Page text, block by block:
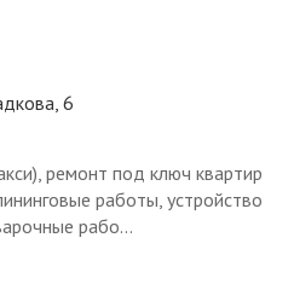
6
ремонт под ключ квартир
работы, устройство
рабо...